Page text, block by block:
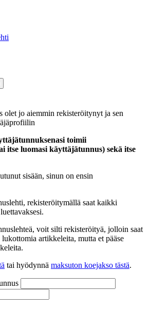
olet jo aiemmin rekisteröitynyt ja sen
toimii
itse luomasi käyttäjätunnus) sekä itse
sisään, sinun on ensin
rekisteröitymällä saat kaikki
voit silti rekisteröityä, jolloin saat
artikkeleita, mutta et pääse
tai hyödynnä maksuton koejakso tästä.